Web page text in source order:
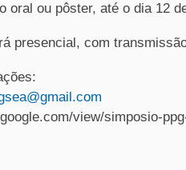
oral ou pôster, até o dia 12
presencial, com
view/simposio-